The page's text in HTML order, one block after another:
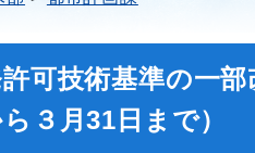
可技術基準の一
３月31日まで）